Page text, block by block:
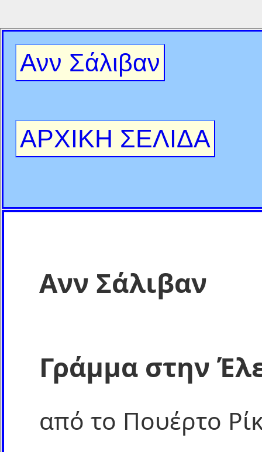
Ανν Σάλιβαν
ΑΡΧΙΚΗ ΣΕΛΙΔΑ
Ανν Σάλιβαν
Γράμμα στην
από το Πουέρτο